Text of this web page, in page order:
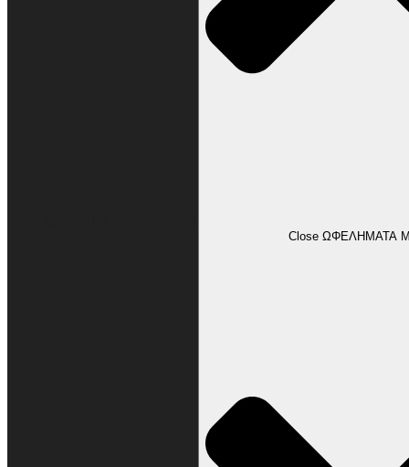
Close ΩΦΕΛΗΜΑΤΑ